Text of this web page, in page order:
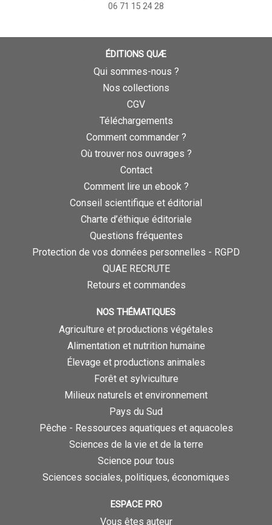
06 71 15 24 28
ÉDITIONS QUÆ
Qui sommes-nous ?
Nos collections
CGV
Téléchargements
Comment commander ?
Où trouver nos ouvrages ?
Contact
Comment lire un ebook ?
Conseil scientifique et éditorial
Charte d’éthique éditoriale
Questions fréquentes
Protection de vos données personnelles - RGPD
QUAE RECRUTE
Retours et commandes
NOS THÉMATIQUES
Agriculture et productions végétales
Alimentation et nutrition humaine
Élevage et productions animales
Forêt et sylviculture
Milieux naturels et environnement
Pays du Sud
Pêche - Ressources aquatiques et aquacoles
Sciences de la vie et de la terre
Science pour tous
Sciences sociales, politiques, économiques
ESPACE PRO
Vous êtes auteur